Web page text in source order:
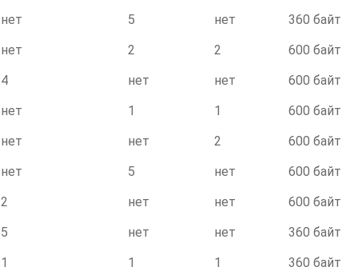
нет 5 нет 360 байт
нет 2 2 600 байт
4 нет нет 600 байт
нет 1 1 600 байт
нет нет 2 600 байт
нет 5 нет 600 байт
2 нет нет 600 байт
5 нет нет 360 байт
1 1 1 360 байт